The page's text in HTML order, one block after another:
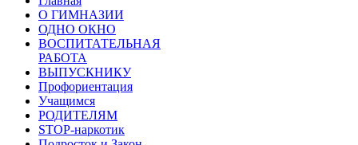
О ГИМНАЗИИ
ОДНО ОКНО
ВОСПИТАТЕЛЬНАЯ
РАБОТА
ВЫПУСКНИКУ
Профориентация
Учащимся
РОДИТЕЛЯМ
STOP-наркотик